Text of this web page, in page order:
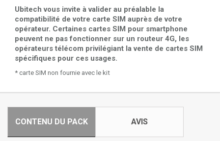
Ubitech vous invite à valider au préalable la
compatibilité de votre carte SIM auprès de votre
opérateur. Certaines cartes SIM pour smartphone
peuvent ne pas fonctionner sur un routeur 4G, les
opérateurs télécom privilégiant la vente de cartes SIM
spécifiques pour ces usages.
* carte SIM non fournie avec le kit
CONTENU DU PACK AVIS